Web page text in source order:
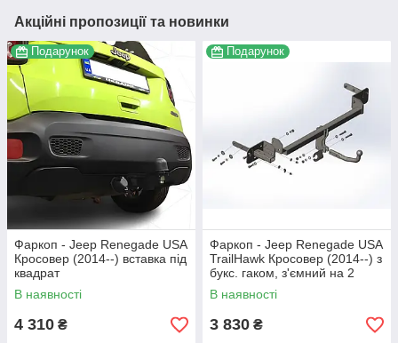
Акційні пропозиції та новинки
Подарунок
Фаркоп - Jeep Renegade USA
Кросовер (2014--) вставка під
квадрат
В наявності
4 310 ₴
Подарунок
Фаркоп - Jeep Renegade USA
TrailHawk Кросовер (2014--) з
букс. гаком, з'ємний на 2
болтах
В наявності
3 830 ₴